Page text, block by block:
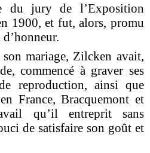
du jury de l’Exposition
1900, et fut, alors, promu
mariage, Zilcken avait,
commencé à graver ses
reproduction, ainsi que
France, Bracquemont et
qu’il entreprit sans
de satisfaire son goût et